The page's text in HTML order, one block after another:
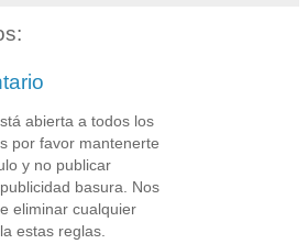
abierta a todos los
por favor mantenerte
y no publicar
basura. Nos
eliminar cualquier
estas reglas.